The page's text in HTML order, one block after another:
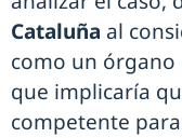
Cataluña al
como un órgano
que implicaría
competente